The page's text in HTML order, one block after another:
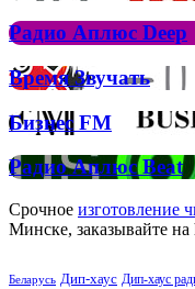
Джона
та
Брітні
Спірс
Аплюс
Рок
Радио
Аплюс
Deep
Радио Аплюс Deep
Время
Звучать
Время Звучать
Бизнес
Бизнес FM
Радио
Аплюс
Beat
Радио Аплюс Beat
Срочное изготовление
Минске, заказывайте на
Беларусь Дип-хаус Дип-хаус